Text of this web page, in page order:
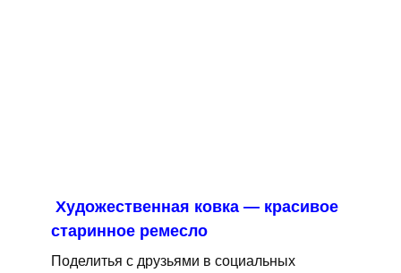
Художественная ковка — красивое
старинное ремесло
Поделитья с друзьями в социальных